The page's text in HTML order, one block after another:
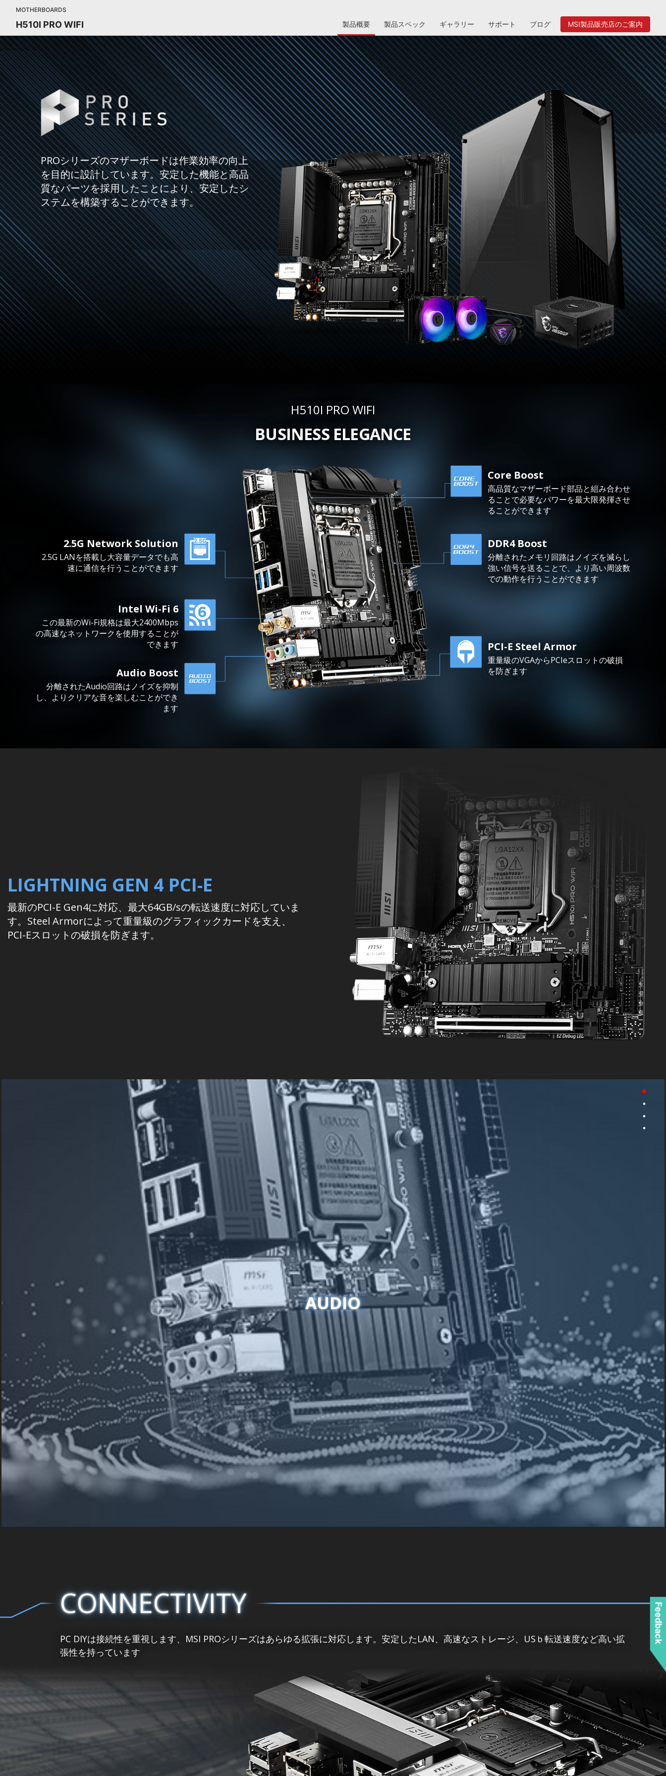
MOTHERBOARDS
H510I PRO WIFI 製品概要 製品スペック ギャラリー サポート ブログ MSI製品販売店のご案内
PROシリーズのマザーボードは作業効率の向上
を目的に設計しています。安定した機能と高品
質なパーツを採用したことにより、安定したシ
ステムを構築することができます。
H510I PRO WIFI
BUSINESS ELEGANCE
2.5G Network Solution
2.5G LANを搭載し大容量データでも高
速に通信を行うことができます
Intel Wi-Fi 6
この最新のWi-Fi規格は最大2400Mbps
の高速なネットワークを使用することが
できます
Audio Boost
分離されたAudio回路はノイズを抑制
し、よりクリアな音を楽しむことができ
ます
Core Boost
高品質なマザーボード部品と組み合わせ
ることで必要なパワーを最大限発揮させ
ることができます
DDR4 Boost
分離されたメモリ回路はノイズを減らし
強い信号を送ることで、より高い周波数
での動作を行うことができます
PCI-E Steel Armor
重量級のVGAからPCIeスロットの破損
を防ぎます
LIGHTNING GEN 4 PCI-E
最新のPCI-E Gen4に対応、最大64GB/sの転送速度に対応していま
す。Steel Armorによって重量級のグラフィックカードを支え、
PCI-Eスロットの破損を防ぎます。
AUDIO
CONNECTIVITY
PC DIYは接続性を重視します、MSI PROシリーズはあらゆる拡張に対応します。安定したLAN、高速なストレージ、USｂ転送速度など高い拡
張性を持っています
Feedback